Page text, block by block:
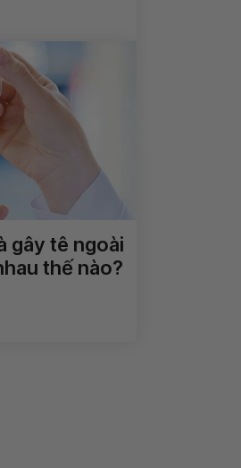
gây tê ngoài
thế nào?